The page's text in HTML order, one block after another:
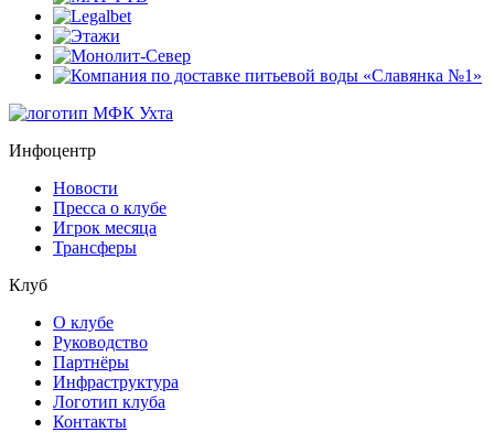
Инфоцентр
Новости
Пресса о клубе
Игрок месяца
Трансферы
Клуб
О клубе
Руководство
Партнёры
Инфраструктура
Логотип клуба
Контакты